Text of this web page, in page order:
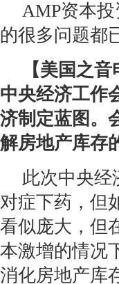
AMP资本
的很多问题都
【美国之
中央经济工作
济制定蓝图。
解房地产库存
此次中央经
对症下药，但
看似庞大，但
本激增的情况
消化房地产库